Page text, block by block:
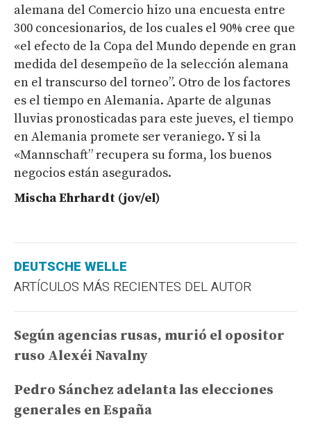
alemana del Comercio hizo una encuesta entre
300 concesionarios, de los cuales el 90% cree que
«el efecto de la Copa del Mundo depende en gran
medida del desempeño de la selección alemana
en el transcurso del torneo”. Otro de los factores
es el tiempo en Alemania. Aparte de algunas
lluvias pronosticadas para este jueves, el tiempo
en Alemania promete ser veraniego. Y si la
«Mannschaft” recupera su forma, los buenos
negocios están asegurados.
Mischa Ehrhardt (jov/el)
DEUTSCHE WELLE
ARTÍCULOS MÁS RECIENTES DEL AUTOR
Según agencias rusas, murió el opositor
ruso Alexéi Navalny
Pedro Sánchez adelanta las elecciones
generales en España